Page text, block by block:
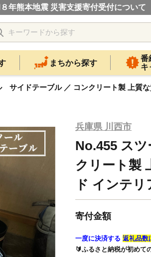
年熊本地震 災害支援寄付受付について
まちから探す
番
キ
サイドテーブル ／ コンクリート製 上質
兵庫県 川西市
No.455 ス
クリート製
ド インテ
寄付金額
一度に決済する 返礼品数
🔰ふるさと納税が初めて